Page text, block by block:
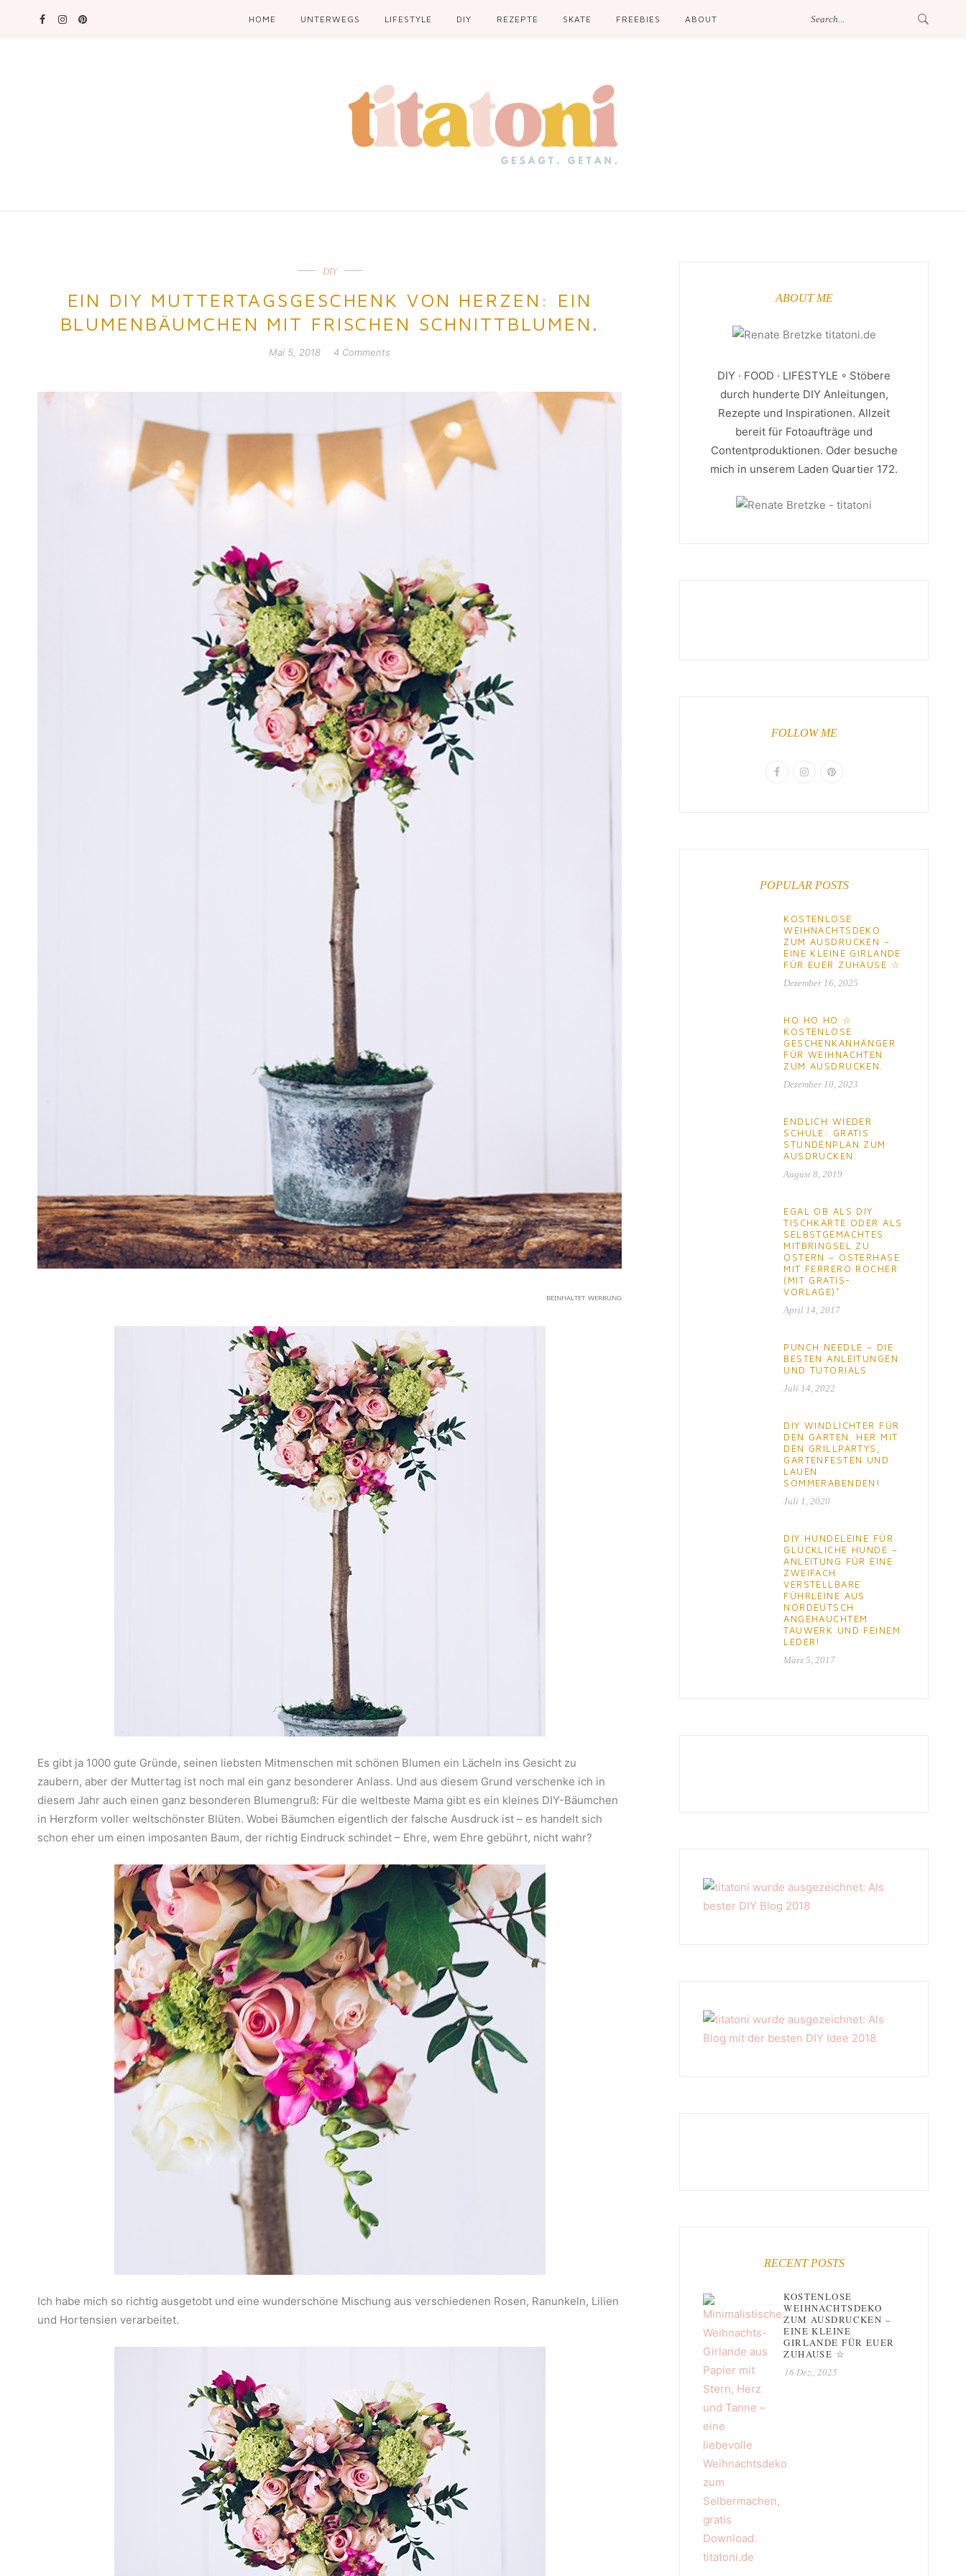
HOME UNTERWEGS LIFESTYLE DIY REZEPTE SKATE FREEBIES ABOUT
DIY
EIN DIY MUTTERTAGSGESCHENK VON HERZEN: EIN
BLUMENBÄUMCHEN MIT FRISCHEN SCHNITTBLUMEN.
Mai 5, 2018 4 Comments
ᴮᴱᴵᴺᴴᴬᴸᵀᴱᵀ ᵂᴱᴿᴮᵁᴺᴳ
Es gibt ja 1000 gute Gründe, seinen liebsten Mitmenschen mit schönen Blumen ein Lächeln ins Gesicht zu
zaubern, aber der Muttertag ist noch mal ein ganz besonderer Anlass. Und aus diesem Grund verschenke ich in
diesem Jahr auch einen ganz besonderen Blumengruß: Für die weltbeste Mama gibt es ein kleines DIY-Bäumchen
in Herzform voller weltschönster Blüten. Wobei Bäumchen eigentlich der falsche Ausdruck ist – es handelt sich
schon eher um einen imposanten Baum, der richtig Eindruck schindet – Ehre, wem Ehre gebührt, nicht wahr?
Ich habe mich so richtig ausgetobt und eine wunderschöne Mischung aus verschiedenen Rosen, Ranunkeln, Lilien
und Hortensien verarbeitet.
ABOUT ME
DIY · FOOD · LIFESTYLE ◦ Stöbere
durch hunderte DIY Anleitungen,
Rezepte und Inspirationen. Allzeit
bereit für Fotoaufträge und
Contentproduktionen. Oder besuche
mich in unserem Laden Quartier 172.
FOLLOW ME
POPULAR POSTS
KOSTENLOSE
WEIHNACHTSDEKO
ZUM AUSDRUCKEN –
EINE KLEINE GIRLANDE
FÜR EUER ZUHAUSE ☆
Dezember 16, 2025
HO HO HO ☆
KOSTENLOSE
GESCHENKANHÄNGER
FÜR WEIHNACHTEN
ZUM AUSDRUCKEN.
Dezember 10, 2023
ENDLICH WIEDER
SCHULE: GRATIS
STUNDENPLAN ZUM
AUSDRUCKEN.
August 8, 2019
EGAL OB ALS DIY
TISCHKARTE ODER ALS
SELBSTGEMACHTES
MITBRINGSEL ZU
OSTERN – OSTERHASE
MIT FERRERO ROCHER
(MIT GRATIS-
VORLAGE)*
April 14, 2017
PUNCH NEEDLE – DIE
BESTEN ANLEITUNGEN
UND TUTORIALS
Juli 14, 2022
DIY WINDLICHTER FÜR
DEN GARTEN. HER MIT
DEN GRILLPARTYS,
GARTENFESTEN UND
LAUEN
SOMMERABENDEN!
Juli 1, 2020
DIY HUNDELEINE FÜR
GLÜCKLICHE HUNDE –
ANLEITUNG FÜR EINE
ZWEIFACH
VERSTELLBARE
FÜHRLEINE AUS
NORDEUTSCH
ANGEHAUCHTEM
TAUWERK UND FEINEM
LEDER!
März 5, 2017
RECENT POSTS
KOSTENLOSE
WEIHNACHTSDEKO
ZUM AUSDRUCKEN –
EINE KLEINE
GIRLANDE FÜR EUER
ZUHAUSE ☆
16 Dez., 2025